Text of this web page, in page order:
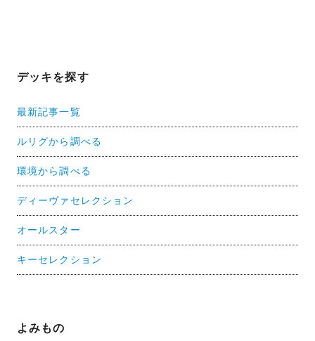
デッキを探す
最新記事一覧
ルリグから調べる
環境から調べる
ディーヴァセレクション
オールスター
キーセレクション
よみもの